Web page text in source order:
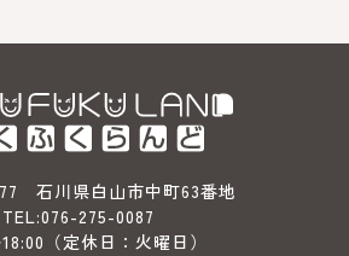
石川県白山市中町63番地
TEL:076-275-0087
（定休日：火曜日）